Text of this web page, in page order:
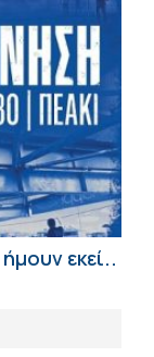
εκεί..